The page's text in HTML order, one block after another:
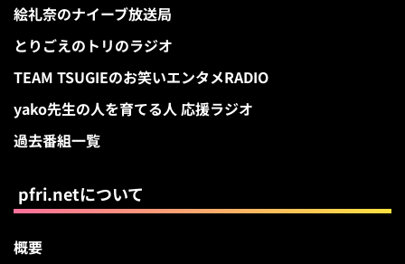
絵礼奈のナイーブ放送局
とりごえのトリのラジオ
TEAM TSUGIEのお笑いエンタメRADIO
yako先生の人を育てる人 応援ラジオ
過去番組一覧
pfri.netについて
概要